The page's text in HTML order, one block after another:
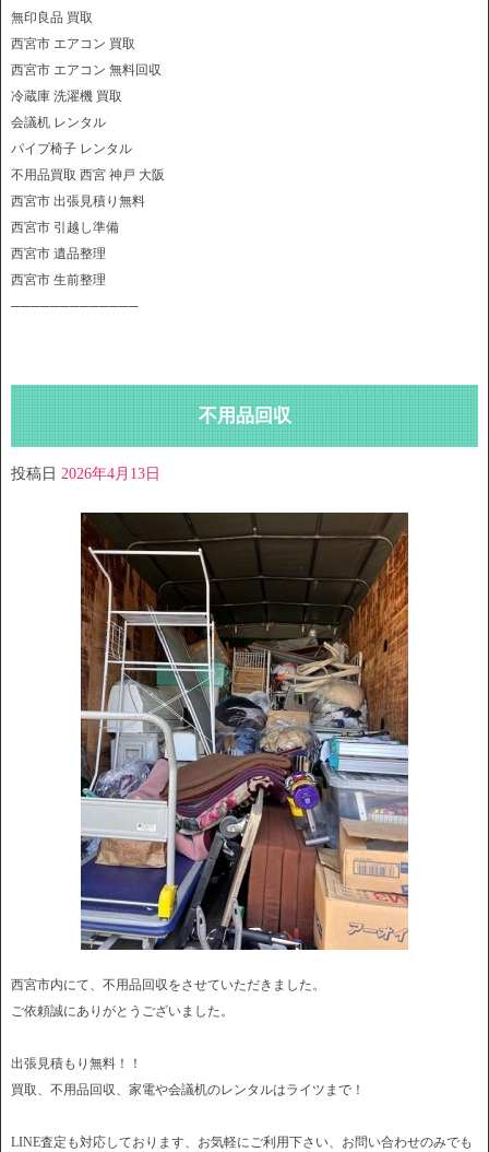
無印良品 買取
西宮市 エアコン 買取
西宮市 エアコン 無料回収
冷蔵庫 洗濯機 買取
会議机 レンタル
パイプ椅子 レンタル
不用品買取 西宮 神戸 大阪
西宮市 出張見積り無料
西宮市 引越し準備
西宮市 遺品整理
西宮市 生前整理
─────────────
不用品回収
投稿日 2026年4月13日
西宮市内にて、不用品回収をさせていただきました。
ご依頼誠にありがとうございました。
出張見積もり無料！！
買取、不用品回収、家電や会議机のレンタルはライツまで！
LINE査定も対応しております、お気軽にご利用下さい、お問い合わせのみでも